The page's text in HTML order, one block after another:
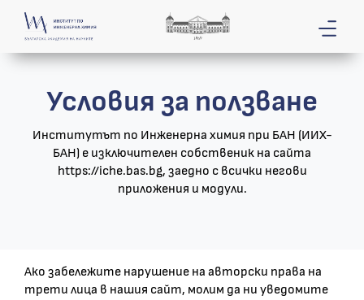
Условия за ползване
Институтът по Инженерна химия при БАН (ИИХ-
БАН) е изключителен собственик на сайта
https://iche.bas.bg, заедно с всички негови
приложения и модули.
Ако забележите нарушение на авторски права на
трети лица в нашия сайт, молим да ни уведомите